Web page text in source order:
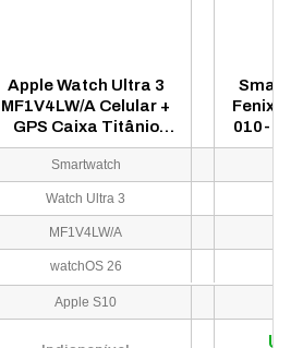
Apple Watch Ultra 3
MF1V4LW/A Celular +
GPS Caixa Titânio
Natural 49mm - Loop
Trail Azul
Fenix
010-
Smartwatch
Watch Ultra 3
MF1V4LW/A
watchOS 26
Apple S10